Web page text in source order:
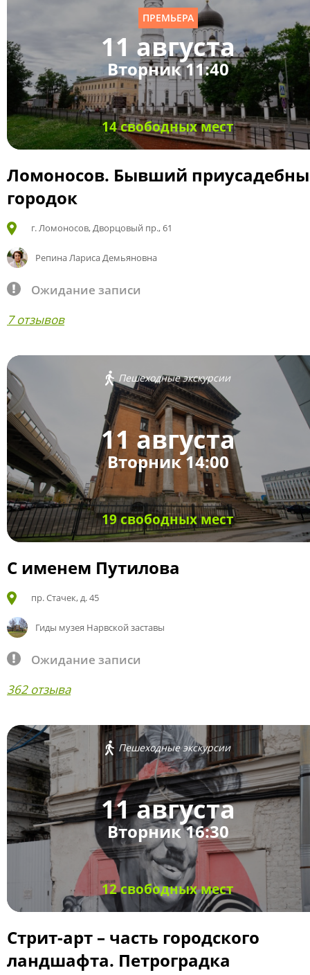
ПРЕМЬЕРА
11 августа
Вторник 11:40
14 свободных мест
Ломоносов. Бывший
городок
г. Ломоносов, Дворцовый пр., 61
Репина Лариса Демьяновна
Ожидание записи
7 отзывов
Пешеходные экскурсии
11 августа
Вторник 14:00
19 свободных мест
С именем Путилова
пр. Стачек, д. 45
Гиды музея Нарвской заставы
Ожидание записи
362 отзыва
Пешеходные экскурсии
11 августа
Вторник 16:30
12 свободных мест
Стрит-арт – часть городского
ландшафта. Петроградка